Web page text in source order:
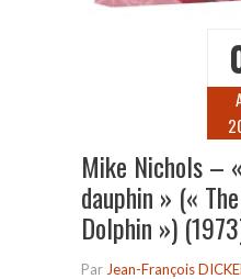
Mike Nichols –
dauphin » («
Dolphin »)
Par Jean-François